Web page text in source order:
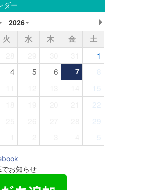
ダー
2026
火 水 木 金
土
1
4 5 6 7
8
15
22
29
5
お知らせ